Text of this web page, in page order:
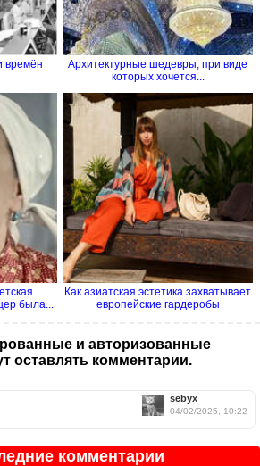
времён
Архитектурные шедевры, при виде
которых хочется...
была...
Как азиатская эстетика захватывает
европейские гардеробы
и авторизованные
оставлять комментарии.
sebyx
04/02/2025, 10:22
комментарии